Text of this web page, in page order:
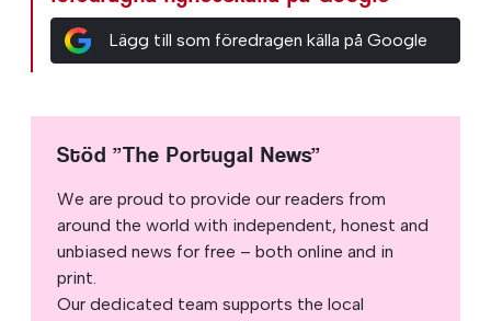
Lägg till som föredragen källa på Google
Stöd ”The Portugal News”
We are proud to provide our readers from
around the world with independent, honest and
unbiased news for free – both online and in
print.
Our dedicated team supports the local